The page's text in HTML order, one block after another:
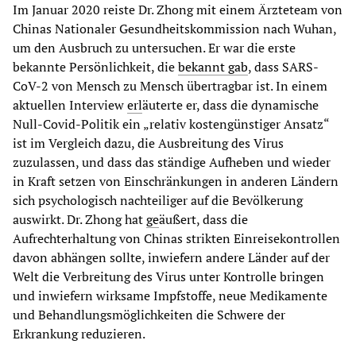
Im Januar 2020 reiste Dr. Zhong mit einem Ärzteteam von
Chinas Nationaler Gesundheitskommission nach Wuhan,
um den Ausbruch zu untersuchen. Er war die erste
bekannte Persönlichkeit, diebekannt gab, dass SARS-
CoV-2 von Mensch zu Mensch übertragbar ist. In einem
aktuellen Interviewerläuterte er, dass die dynamische
Null-Covid-Politik ein „relativ kostengünstiger Ansatz“
ist im Vergleich dazu, die Ausbreitung des Virus
zuzulassen, und dass das ständige Aufheben und wieder
in Kraft setzen von Einschränkungen in anderen Ländern
sich psychologisch nachteiliger auf die Bevölkerung
auswirkt. Dr. Zhong hatgeäußert, dass die
Aufrechterhaltung von Chinas strikten Einreisekontrollen
davon abhängen sollte, inwiefern andere Länder auf der
Welt die Verbreitung des Virus unter Kontrolle bringen
und inwiefern wirksame Impfstoffe, neue Medikamente
und Behandlungsmöglichkeiten die Schwere der
Erkrankung reduzieren.